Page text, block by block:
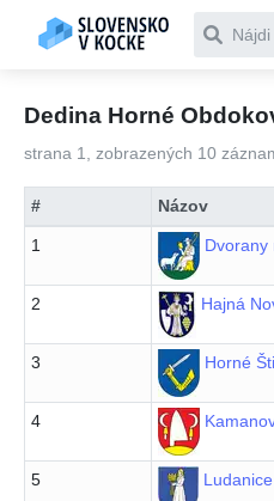
Čo
Dedina Horné
strana 1, zobrazených 10
# Názov
1 Dvorany
2 Hajná
3 Horné
4
5 Ludanice